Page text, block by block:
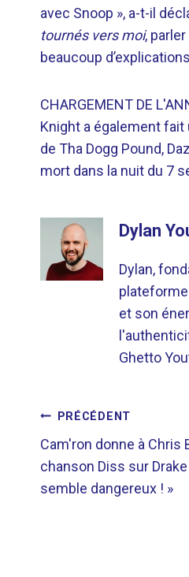
avec Snoop », a-t-il
tournés vers moi,
beaucoup
CHARGEMENT DE
Knight a également
de Tha Dogg Pound,
mort dans la nuit du 7
Dylan
Dylan,
et son
Ghetto
DE
PRÉCÉDENT
Cam'ron donne à Chris
chanson Diss sur
semble dangereux ! »